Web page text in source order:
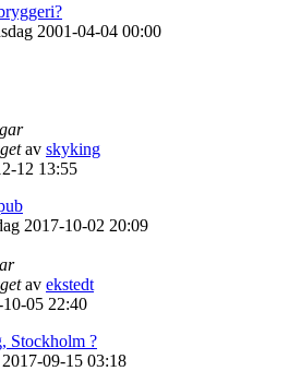
2001-04-04 00:00
av skyking
12 13:55
2017-10-02 20:09
av ekstedt
05 22:40
Stockholm ?
09-15 03:18